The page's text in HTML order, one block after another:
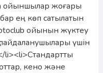
ойыншылар жоғары
ең көп сатылатын
ойынын жүктеу
үшін
li><li>Стандартты
кено және